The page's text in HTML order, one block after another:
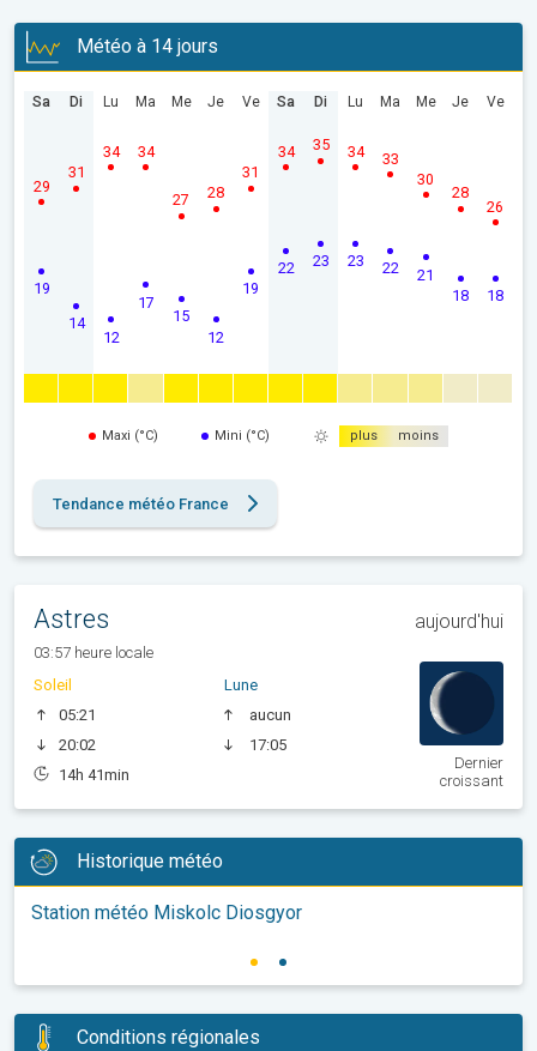
Météo à 14 jours
Sa
19
29
Di
14
31
Lu
12
34
Ma
17
34
Me
15
27
Je
12
28
Ve
19
31
Sa
22
34
Di
23
35
Lu
23
34
Ma
22
33
Me
21
30
Je
18
28
Ve
18
26
Maxi (°C) Mini (°C) plus moins
Tendance météo France
Astres aujourd'hui
03:57 heure locale
Soleil
05:21
20:02
14h 41min
Lune
aucun
17:05
Dernier
croissant
Historique météo
Station météo Miskolc Diosgyor
Conditions régionales